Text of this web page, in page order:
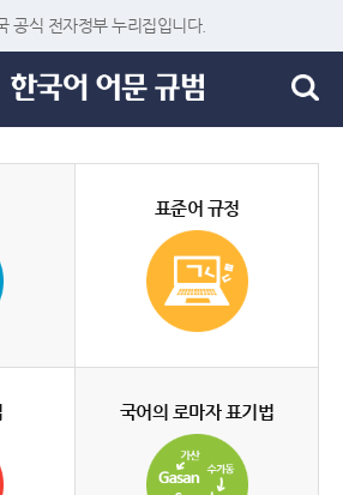
공식 전자정부 누리집입니다.
표준어 규정
국어의 로마자 표기법